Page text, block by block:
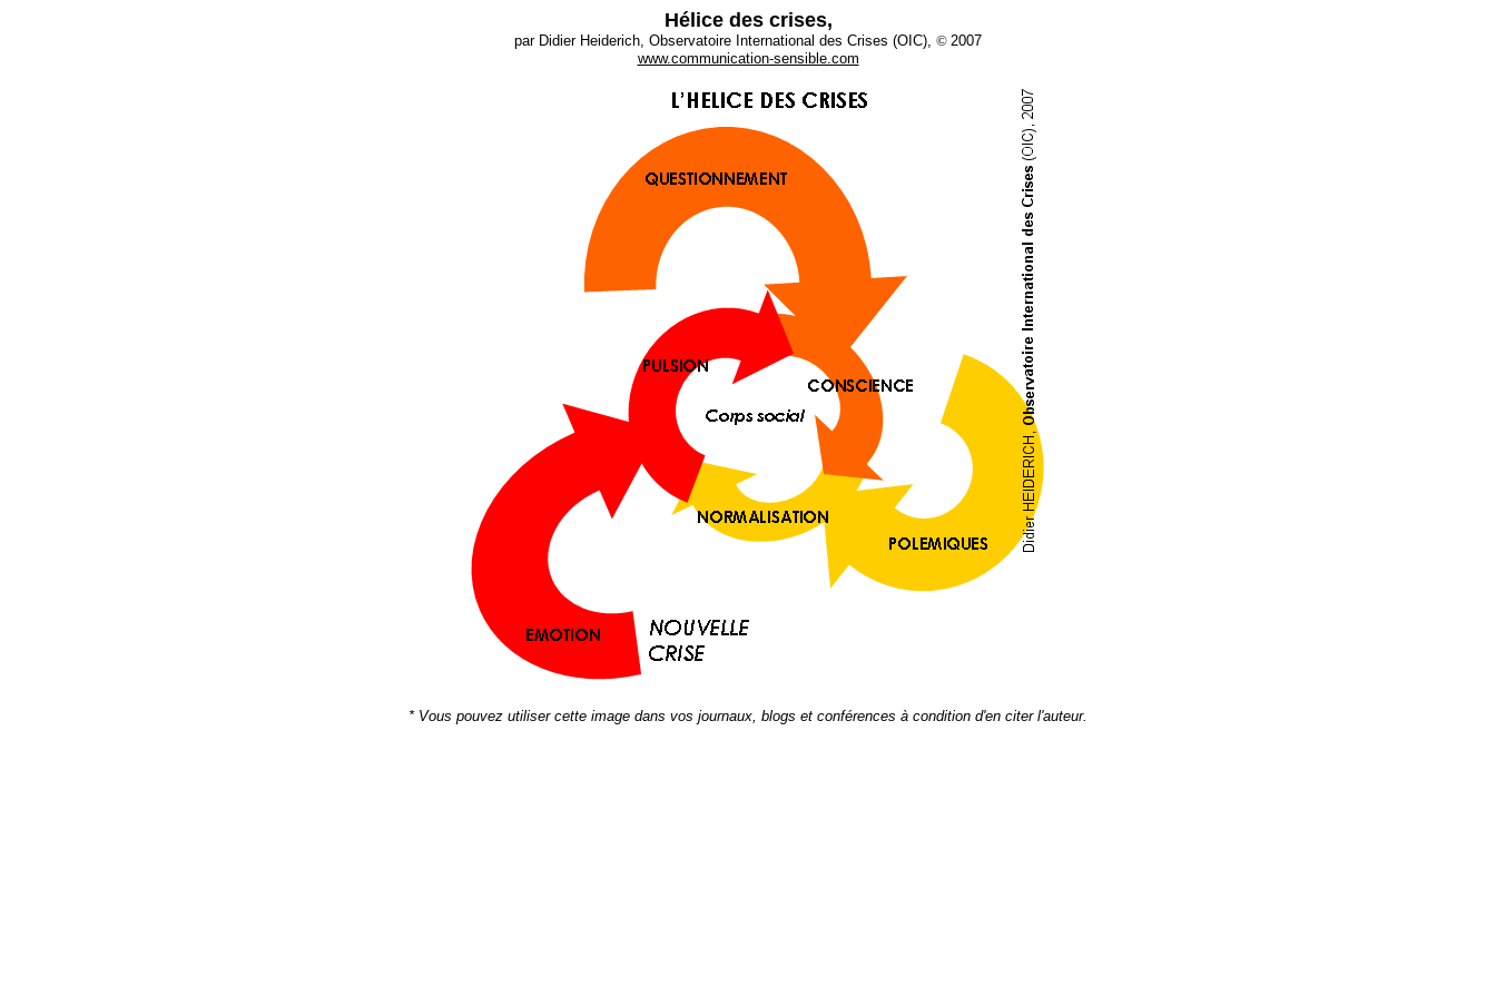
Hélice des crises,
par Didier Heiderich, Observatoire International des Crises (OIC), © 2007
www.communication-sensible.com
* Vous pouvez utiliser cette image dans vos journaux, blogs et conférences à condition d'en citer l'auteur.